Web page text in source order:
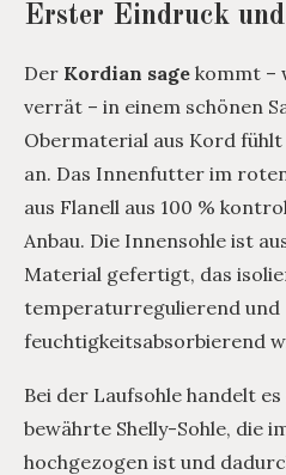
Erster Eindruck
Der Kordian sage kommt –
verrät – in einem schönen
Obermaterial aus Kord fühlt
an. Das Innenfutter im
aus Flanell aus 100 %
Anbau. Die Innensohle ist
Material gefertigt, das
temperaturregulierend und
feuchtigkeitsabsorbierend
Bei der Laufsohle handelt
bewährte Shelly-Sohle, die
hochgezogen ist und